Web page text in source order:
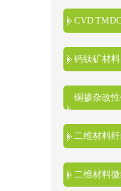
CVD
钙钛矿材料
铜掺杂改
粉末）
二维材料
二维材料